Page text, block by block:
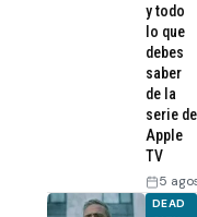
y todo
lo que
debes
saber
de la
serie de
Apple
TV
5
DEAD